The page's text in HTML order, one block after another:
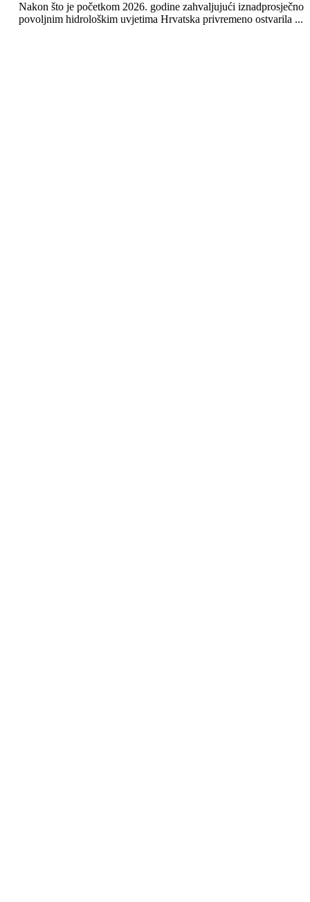
Nakon što je početkom 2026. godine zahvaljujući iznadprosječno
povoljnim hidrološkim uvjetima Hrvatska privremeno ostvarila ...